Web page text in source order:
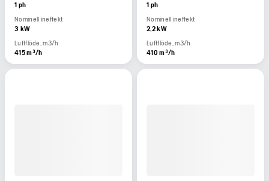
1 ph
Nominell ineffekt
3 kW
Luftflöde, m3/h
415 m³/h
1 ph
Nominell ineffekt
2,2 kW
Luftflöde, m3/h
410 m³/h